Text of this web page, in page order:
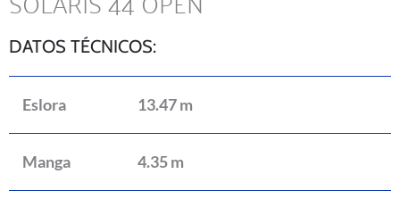
DATOS TÉCNICOS:
Eslora 13.47 m
Manga 4.35 m